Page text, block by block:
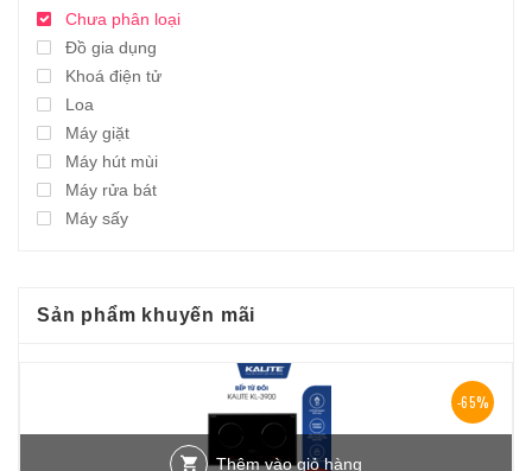
Chưa phân loại
Đồ gia dụng
Khoá điện tử
Loa
Máy giặt
Máy hút mùi
Máy rửa bát
Máy sấy
Sản phẩm khuyến mãi
-65%
Thêm vào giỏ hàng